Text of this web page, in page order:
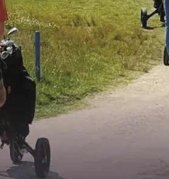
2026
zijn exclusief btw.
in ons businesslidmaatschap of wilt
van harte welkom bij The Links
gerust naar Mike Woltering.